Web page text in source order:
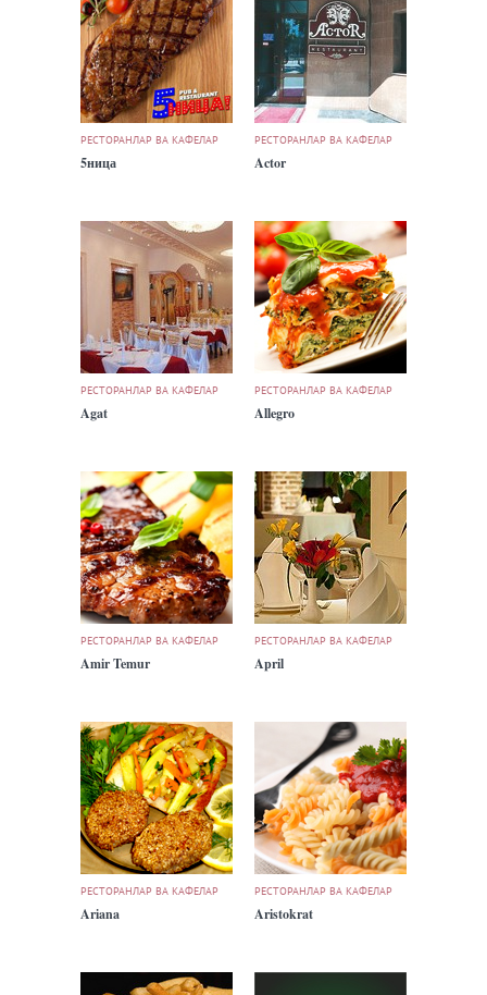
РЕСТОРАНЛАР ВА КАФЕЛАР
5ница
РЕСТОРАНЛАР ВА КАФЕЛАР
Actor
РЕСТОРАНЛАР ВА КАФЕЛАР
Agat
РЕСТОРАНЛАР ВА КАФЕЛАР
Allegro
РЕСТОРАНЛАР ВА КАФЕЛАР
Amir Temur
РЕСТОРАНЛАР ВА КАФЕЛАР
April
РЕСТОРАНЛАР ВА КАФЕЛАР
Ariana
РЕСТОРАНЛАР ВА КАФЕЛАР
Aristokrat